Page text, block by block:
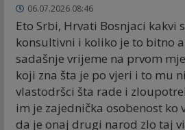
06.07.2026 08:46
Eto Srbi, Hrvati Bosnjaci kakvi
konsultivni i koliko je to bitno
sadašnje vrijeme na prvom
koji zna šta je po vjeri i to mu
vlastodršci šta rade i
im je zajednička osobenost ko
da je onaj drugi narod zlo taj